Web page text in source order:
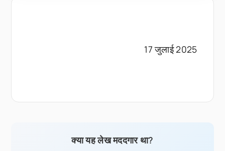
17 जुलाई 2025
क्या यह लेख मददगार था?